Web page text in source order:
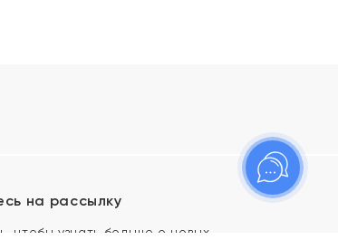
на рассылку
чтобы узнать больше о новых